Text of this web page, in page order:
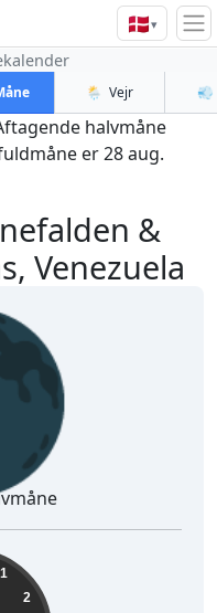
🇩🇰▾
🌦️ Vejr 💨
&
Venezuela
halvmåne
er 28 aug.
1
2